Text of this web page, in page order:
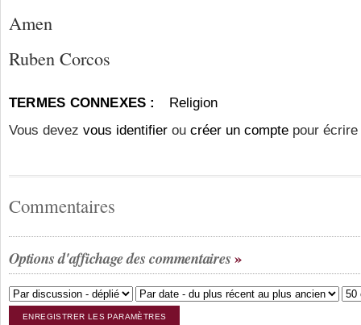
Amen
Ruben Corcos
TERMES CONNEXES :
Religion
Vous devez vous identifier ou créer un compte pour
Commentaires
Options d'affichage des commentaires